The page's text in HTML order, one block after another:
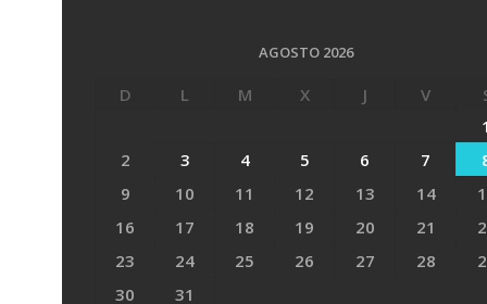
AGOSTO 2026
D L M X J V
1
2
3 4 5 6 7
9
10 11 12 13 14
16
17 18 19 20 21
23
24 25 26 27 28
30
31